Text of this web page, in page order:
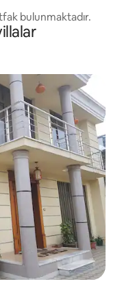
bulunmaktadır.